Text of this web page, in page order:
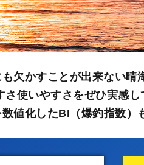
欠かすことが出来ない晴
使いやすさをぜひ実感
値化したBI（爆釣指数）